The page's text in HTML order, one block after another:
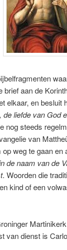
aan de
elkaar, en besluit
liefde van God
nog steeds
van
weg te gaan en
de naam van de
. Woorden die
kind of een
van dienst is